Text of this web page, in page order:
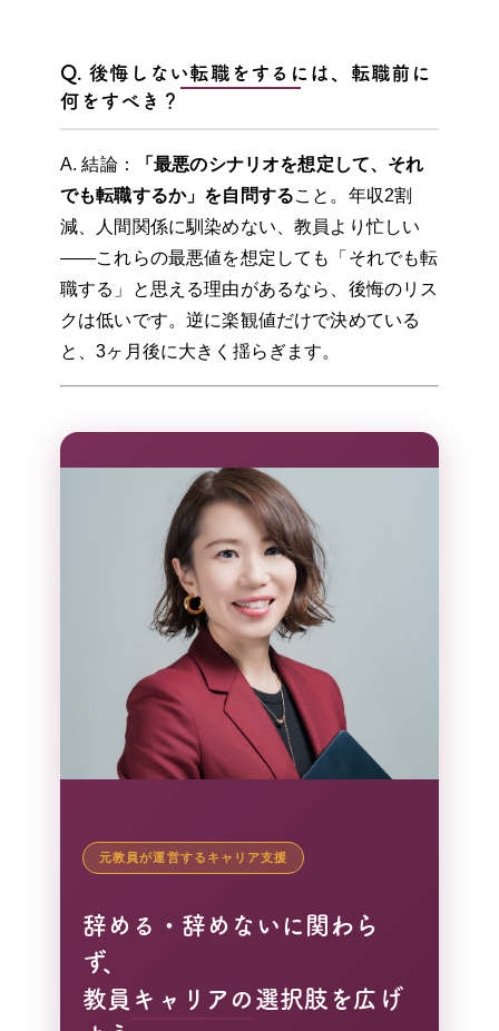
Q. 後悔しない転職をするには、転職前に
何をすべき？
A. 結論：
「最悪のシナリオを想定して、それ
でも転職するか」を自問すること。年収2割
減、人間関係に馴染めない、教員より忙しい
——これらの最悪値を想定しても「それでも転
職する」と思える理由があるなら、後悔のリス
クは低いです。逆に楽観値だけで決めている
と、3ヶ月後に大きく揺らぎます。
元教員が運営するキャリア支援
辞める・辞めないに関わら
ず、
教員キャリアの選択肢を広げ